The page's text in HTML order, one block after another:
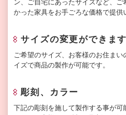
ン、ご自宅にあったサイズなど、
かった家具をお手ごろな価格で提供
サイズの変更ができます
ご希望のサイズ、お客様のお住ま
イズで商品の製作が可能です。
彫刻、カラー
下記の彫刻を施して製作する事が可